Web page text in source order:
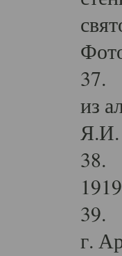
37.
из
Я.И.
38.
39.
г.